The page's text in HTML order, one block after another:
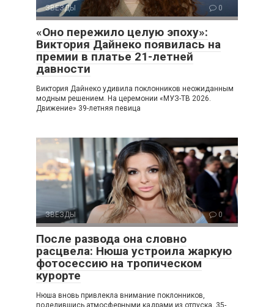
ЗВЕЗДЫ 0
«Оно пережило целую эпоху»:
Виктория Дайнеко появилась на
премии в платье 21-летней
давности
Виктория Дайнеко удивила поклонников неожиданным
модным решением. На церемонии «МУЗ-ТВ 2026.
Движение» 39-летняя певица
ЗВЕЗДЫ 0
После развода она словно
расцвела: Нюша устроила жаркую
фотосессию на тропическом
курорте
Нюша вновь привлекла внимание поклонников,
поделившись атмосферными кадрами из отпуска. 35-